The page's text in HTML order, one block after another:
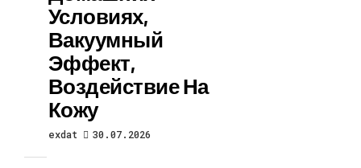
Условиях,
Вакуумный
Эффект,
Воздействие На
Кожу
exdat 30.07.2026